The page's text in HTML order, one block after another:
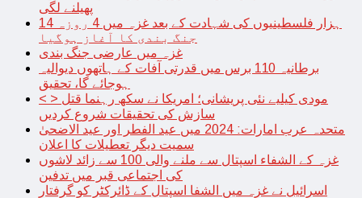
پھیلنے لگی
14 ہزار فلسطینیوں کی شہادت کے بعد غزہ میں 4 روزہ
جنگ بندی کا آغاز ہوگیا
غزہ میں عارضی جنگ بندی
برطانیہ 110 برس میں قدرتی آفات کے ہاتھوں دیوالیہ
ہوجائے گا، تحقیق
< > مودی کیلیے نئی پریشانی؛ امریکا نے سکھ رہنما قتل
سازش کی تحقیقات شروع کردیں
متحدہ عرب امارات: 2024 میں عید الفطر اور عید الاضحیٰ
سمیت دیگر تعطیلات کا اعلان
غزہ کے الشفاء اسپتال سے ملنے والی 100 سے زائد لاشوں
کی اجتماعی قبر میں تدفین
اسرائیل نے غزہ میں الشفا اسپتال کے ڈائرکٹر کو گرفتار